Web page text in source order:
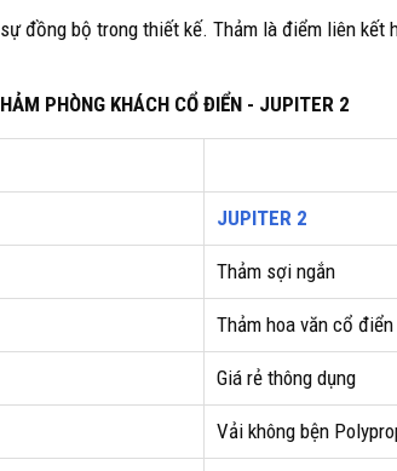
đồng bộ trong thiết kế. Thảm là điểm liên kết
PHÒNG KHÁCH CỔ ĐIỂN - JUPITER 2
JUPITER 2
Thảm sợi ngắn
Thảm hoa văn cổ điển
Giá rẻ thông dụng
Vải không bện